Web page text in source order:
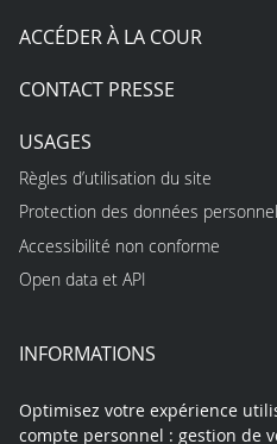
ACCÉDER À LA COUR
CONTACT PRESSE
USAGES
Règles d’utilisation du site
Protection des données
Accessibilité non conforme
Open data et API
INFORMATIONS
Optimisez votre expérience
compte personnel : gestion de